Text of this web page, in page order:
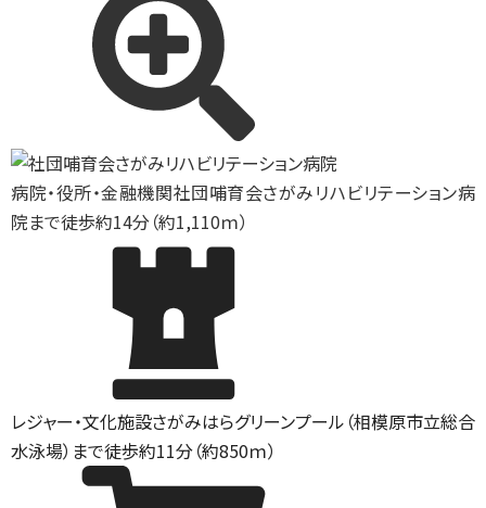
病院・役所・金融機関社団哺育会さがみリハビリテーション病
院まで徒歩約14分（約1,110ｍ）
レジャー・文化施設さがみはらグリーンプール（相模原市立総合
水泳場）まで徒歩約11分（約850ｍ）